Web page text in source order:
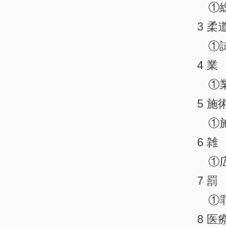
①総
3 柔
①試
4 業
①業
5 施
①施
6 雑
①広
7 罰
①罪
8 医